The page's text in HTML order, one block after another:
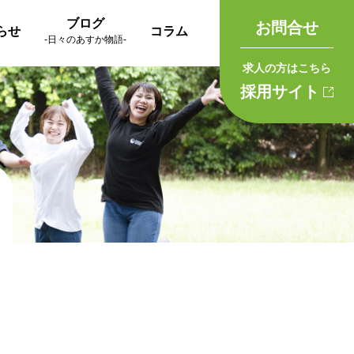
せ
ブログ
-日々のあすか物語-
コラム お問合せ
求人の方はこちら
採用サイト